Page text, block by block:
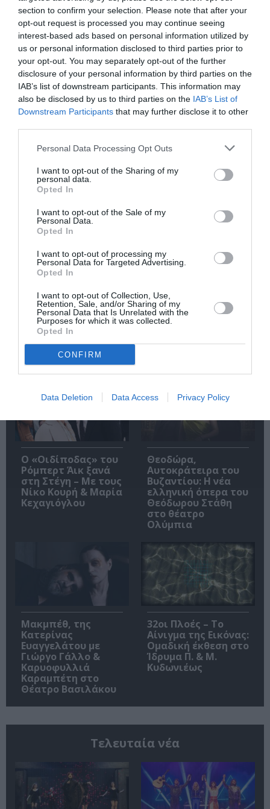
section to confirm your selection. Please note that after your
opt-out request is processed you may continue seeing
interest-based ads based on personal information utilized by
us or personal information disclosed to third parties prior to
your opt-out. You may separately opt-out of the further
disclosure of your personal information by third parties on the
IAB’s list of downstream participants. This information may
also be disclosed by us to third parties on the IAB’s List of
Downstream Participants that may further disclose it to other
Personal Data Processing Opt Outs
I want to opt-out of the Sharing of my
personal data.
Opted In
I want to opt-out of the Sale of my
Personal Data.
Opted In
I want to opt-out of processing my
Personal Data for Targeted Advertising.
Opted In
I want to opt-out of Collection, Use,
Retention, Sale, and/or Sharing of my
Personal Data that Is Unrelated with the
Purposes for which it was collected.
Opted In
CONFIRM
Data Deletion Data Access Privacy Policy
Εθνική Λυρική
Σκηνή: Ανακοίνωση
ακρόασης για την
κάλυψη θέσης
μουσικού στα
Αρχαιολογικό
Μουσείο
Θεσσαλονίκης: Στο
φως της
Αυγουστιάτικης
Ο Λάκης Χαλκιάς,
σημαντικός
εκπρόσωπος της
μουσικής μας
παράδοσης, πέθανε
σε ηλικία 82 ετών
είσοδο σε δύο μέλη
των Massive Attack
Δημοφιλή Άρθρα
O «Οιδίποδας» του
Ρόμπερτ Άικ ξανά
στη Στέγη – Με τους
Νίκο Κουρή & Μαρία
Κεχαγιόγλου
Θεοδώρα,
Αυτοκράτειρα του
Βυζαντίου: Η νέα
ελληνική όπερα του
Θεόδωρου Στάθη
στο θέατρο
Ολύμπια
Μακμπέθ, της
Κατερίνας
Ευαγγελάτου με
Γιώργο Γάλλο &
Καρυοφυλλιά
Καραμπέτη στο
Θέατρο Βασιλάκου
32οι Πλοές – Το
Αίνιγμα της Εικόνας:
Ομαδική έκθεση στο
Ίδρυμα Π. & Μ.
Κυδωνιέως
Τελευταία νέα